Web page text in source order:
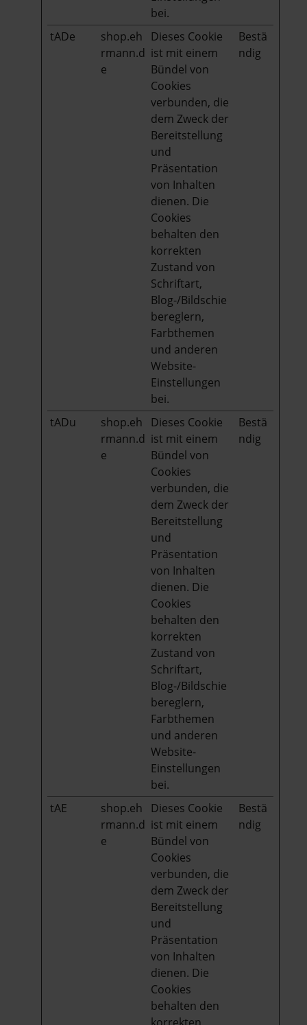
bei.
tADe
shop.eh
rmann.d
e
Dieses Cookie
ist mit einem
Bündel von
Cookies
verbunden, die
dem Zweck der
Bereitstellung
und
Präsentation
von Inhalten
dienen. Die
Cookies
behalten den
korrekten
Zustand von
Schriftart,
Blog-/Bildschie
bereglern,
Farbthemen
und anderen
Website-
Einstellungen
bei.
Bestä
ndig
tADu
shop.eh
rmann.d
e
Dieses Cookie
ist mit einem
Bündel von
Cookies
verbunden, die
dem Zweck der
Bereitstellung
und
Präsentation
von Inhalten
dienen. Die
Cookies
behalten den
korrekten
Zustand von
Schriftart,
Blog-/Bildschie
bereglern,
Farbthemen
und anderen
Website-
Einstellungen
bei.
Bestä
ndig
tAE
shop.eh
rmann.d
e
Dieses Cookie
ist mit einem
Bündel von
Cookies
verbunden, die
dem Zweck der
Bereitstellung
und
Präsentation
von Inhalten
dienen. Die
Cookies
behalten den
korrekten
Bestä
ndig